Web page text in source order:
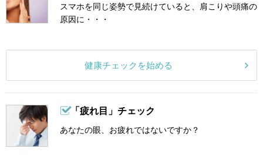
スマホを同じ姿勢で見続けていると、肩こりや頭痛の
原因に・・・
健康チェックを始める
「疲れ目」チェック
あなたの眼、お疲れではないですか？